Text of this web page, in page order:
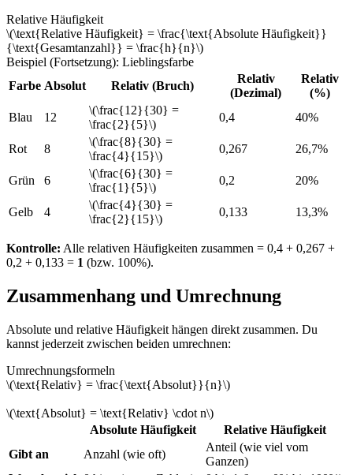
Relative Häufigkeit
\(\text{Relative Häufigkeit} = \frac{\text{Absolute Häufigkeit}}
{\text{Gesamtanzahl}} = \frac{h}{n}\)
Beispiel (Fortsetzung): Lieblingsfarbe
Farbe Absolut Relativ (Bruch)
Relativ
(Dezimal)
Relativ
(%)
Blau
12
\(\frac{12}{30} =
\frac{2}{5}\)
0,4 40%
Rot 8
\(\frac{8}{30} =
\frac{4}{15}\)
0,267 26,7%
Grün 6
\(\frac{6}{30} =
\frac{1}{5}\)
0,2 20%
Gelb 4
\(\frac{4}{30} =
\frac{2}{15}\)
0,133 13,3%
Kontrolle: Alle relativen Häufigkeiten zusammen = 0,4 + 0,267 +
0,2 + 0,133 = 1 (bzw. 100%).
Zusammenhang und Umrechnung
Absolute und relative Häufigkeit hängen direkt zusammen. Du
kannst jederzeit zwischen beiden umrechnen:
Umrechnungsformeln
\(\text{Relativ} = \frac{\text{Absolut}}{n}\)
\(\text{Absolut} = \text{Relativ} \cdot n\)
Absolute Häufigkeit
Relative Häufigkeit
Gibt an
Anzahl (wie oft)
Anteil (wie viel vom
Ganzen)